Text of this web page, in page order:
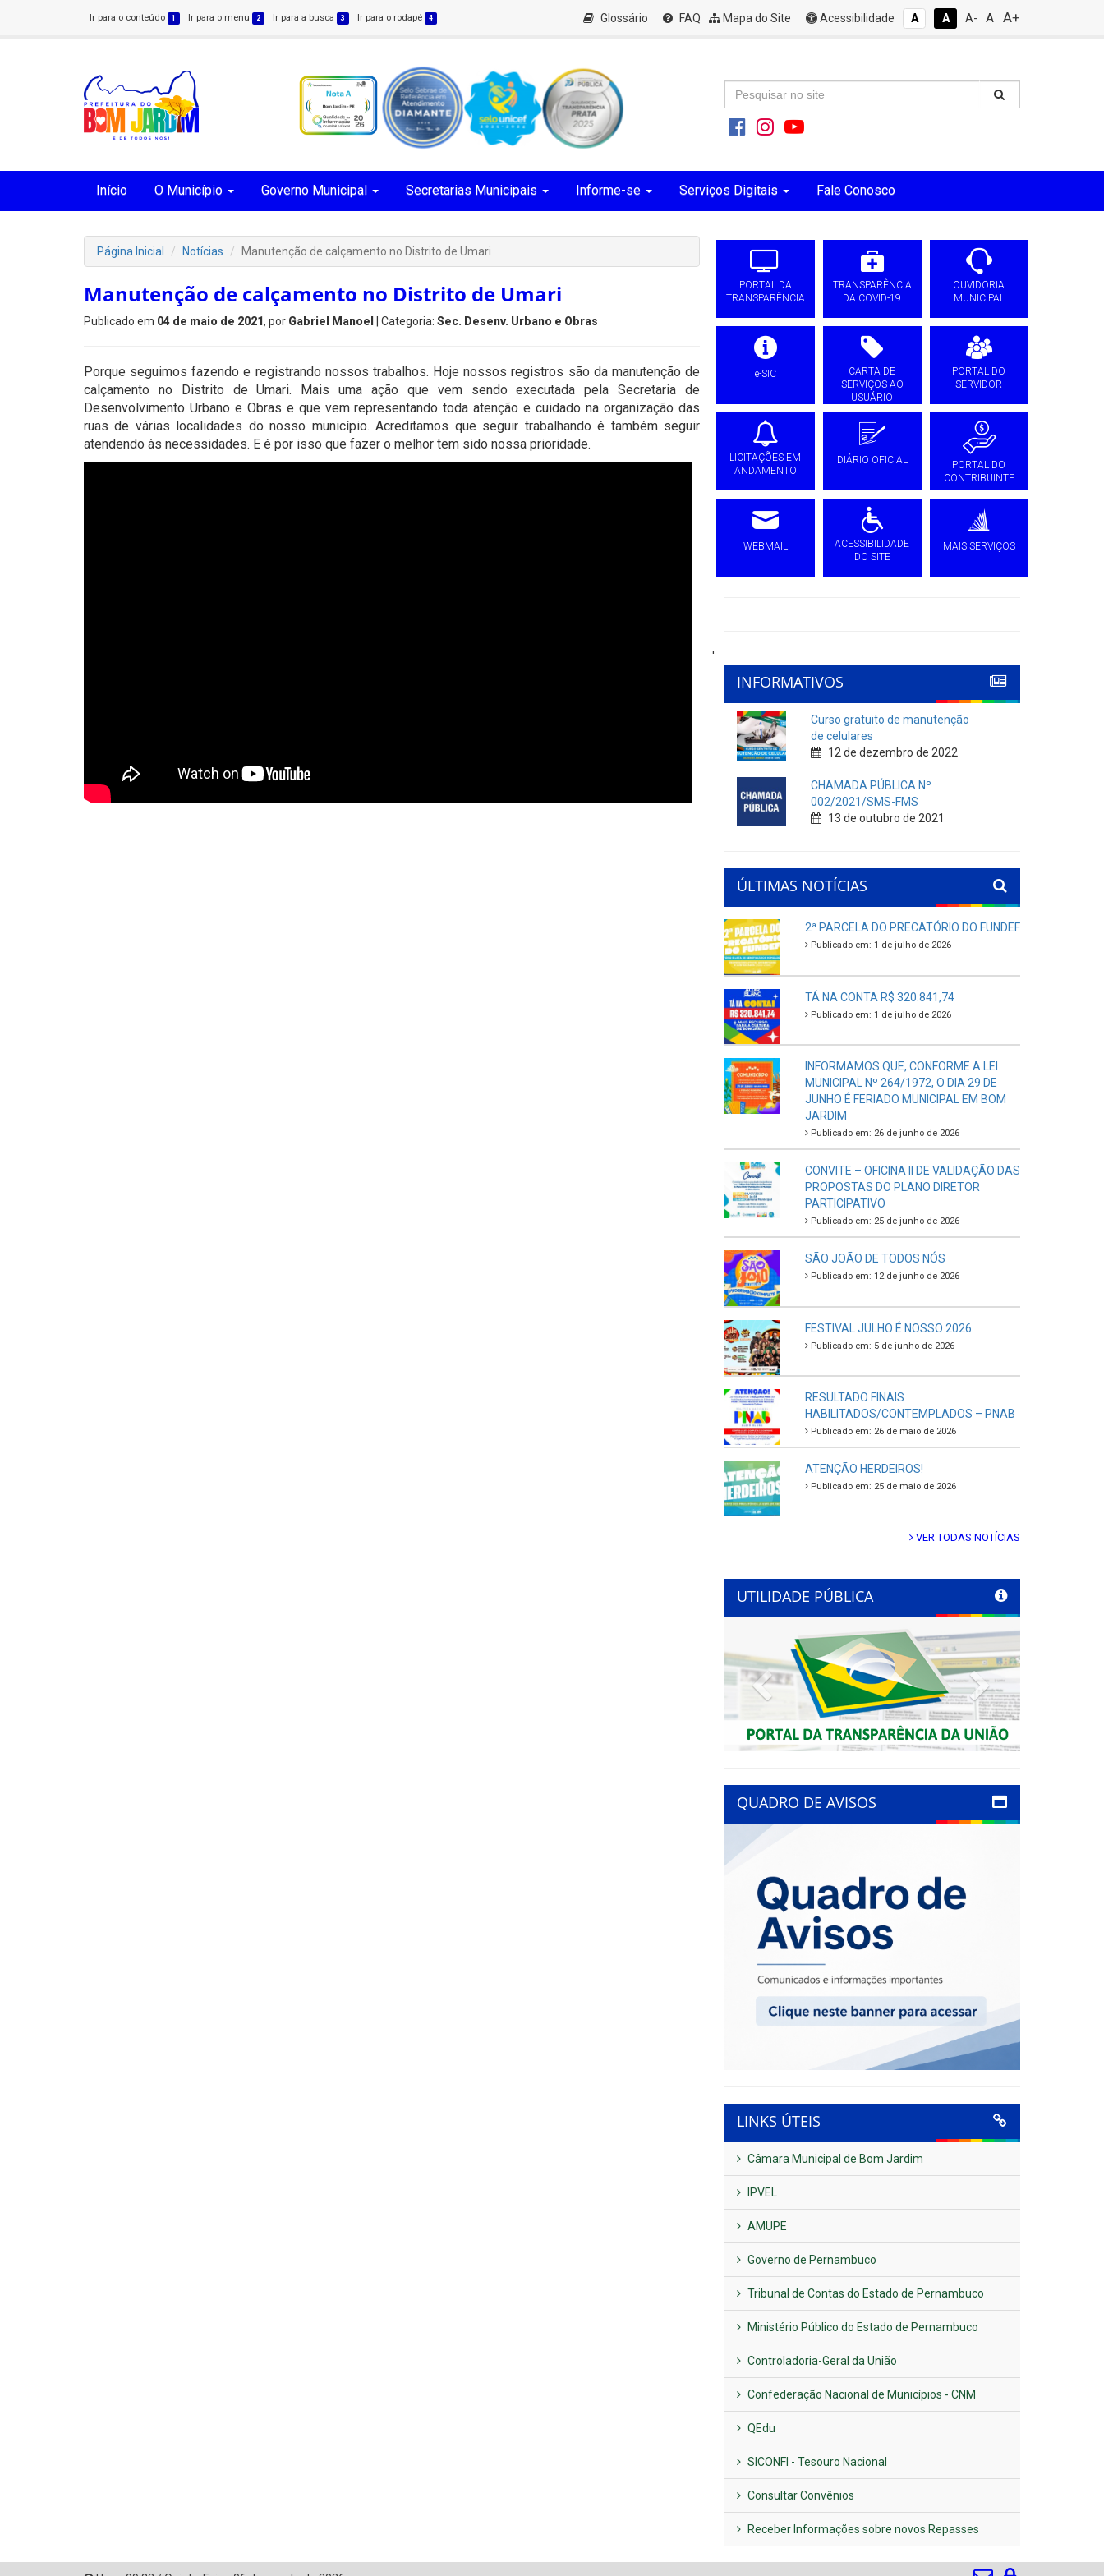
Ir para o conteúdo 1 Ir para o menu 2 Ir para a busca 3 Ir para o rodapé 4 Glossário FAQ Mapa do Site Acessibilidade A A A- A A+
Início O Município Governo Municipal Secretarias Municipais Informe-se Serviços Digitais Fale Conosco
Página Inicial Notícias Manutenção de calçamento no Distrito de Umari
Manutenção de calçamento no Distrito de Umari
Publicado em 04 de maio de 2021, por Gabriel Manoel | Categoria: Sec. Desenv. Urbano e Obras
Porque seguimos fazendo e registrando nossos trabalhos. Hoje nossos registros são da manutenção de
calçamento no Distrito de Umari. Mais uma ação que vem sendo executada pela Secretaria de
Desenvolvimento Urbano e Obras e que vem representando toda atenção e cuidado na organização das
ruas de várias localidades do nosso município. Acreditamos que seguir trabalhando é também seguir
atendendo às necessidades. E é por isso que fazer o melhor tem sido nossa prioridade.
PORTAL DA
TRANSPARÊNCIA
TRANSPARÊNCIA
DA COVID-19
OUVIDORIA
MUNICIPAL
e-SIC
CARTA DE
SERVIÇOS AO
USUÁRIO
PORTAL DO
SERVIDOR
LICITAÇÕES EM
ANDAMENTO
DIÁRIO OFICIAL
PORTAL DO
CONTRIBUINTE
WEBMAIL
ACESSIBILIDADE
DO SITE
MAIS SERVIÇOS
'
INFORMATIVOS
Curso gratuito de manutenção
de celulares
12 de dezembro de 2022
CHAMADA PÚBLICA Nº
002/2021/SMS-FMS
13 de outubro de 2021
ÚLTIMAS NOTÍCIAS
2ª PARCELA DO PRECATÓRIO DO FUNDEF
Publicado em: 1 de julho de 2026
TÁ NA CONTA R$ 320.841,74
Publicado em: 1 de julho de 2026
INFORMAMOS QUE, CONFORME A LEI
MUNICIPAL Nº 264/1972, O DIA 29 DE
JUNHO É FERIADO MUNICIPAL EM BOM
JARDIM
Publicado em: 26 de junho de 2026
CONVITE – OFICINA II DE VALIDAÇÃO DAS
PROPOSTAS DO PLANO DIRETOR
PARTICIPATIVO
Publicado em: 25 de junho de 2026
SÃO JOÃO DE TODOS NÓS
Publicado em: 12 de junho de 2026
FESTIVAL JULHO É NOSSO 2026
Publicado em: 5 de junho de 2026
RESULTADO FINAIS
HABILITADOS/CONTEMPLADOS – PNAB
Publicado em: 26 de maio de 2026
ATENÇÃO HERDEIROS!
Publicado em: 25 de maio de 2026
VER TODAS NOTÍCIAS
UTILIDADE PÚBLICA
Previous Next
QUADRO DE AVISOS
LINKS ÚTEIS
Câmara Municipal de Bom Jardim
IPVEL
AMUPE
Governo de Pernambuco
Tribunal de Contas do Estado de Pernambuco
Ministério Público do Estado de Pernambuco
Controladoria-Geral da União
Confederação Nacional de Municípios - CNM
QEdu
SICONFI - Tesouro Nacional
Consultar Convênios
Receber Informações sobre novos Repasses